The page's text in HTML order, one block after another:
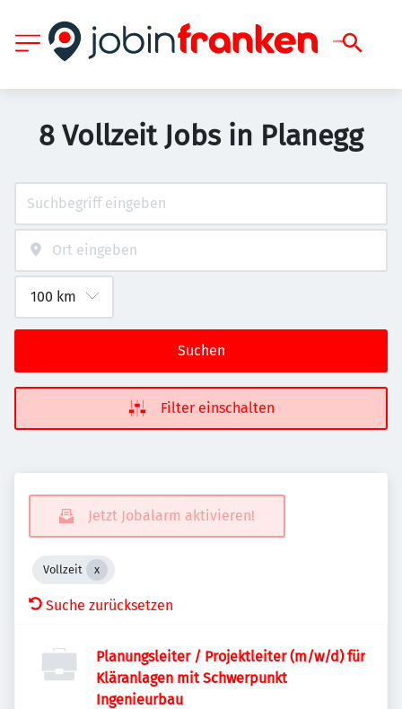
8 Vollzeit Jobs in Planegg
Suchen
Filter einschalten
Jetzt Jobalarm aktivieren!
Vollzeit
Suche zurücksetzen
Planungsleiter / Projektleiter (m/w/d) für
Kläranlagen mit Schwerpunkt
Ingenieurbau